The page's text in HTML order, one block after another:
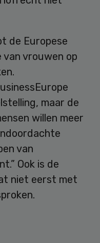
de Europese
van vrouwen op
maar de
willen meer
van
Ook is de
niet eerst met